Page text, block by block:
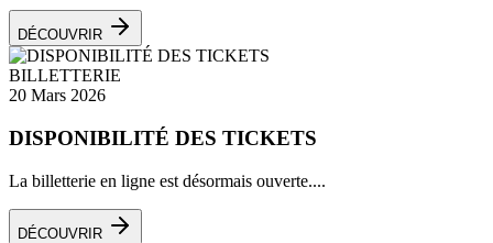
DÉCOUVRIR
BILLETTERIE
20 Mars 2026
DISPONIBILITÉ DES TICKETS
La billetterie en ligne est désormais ouverte....
DÉCOUVRIR